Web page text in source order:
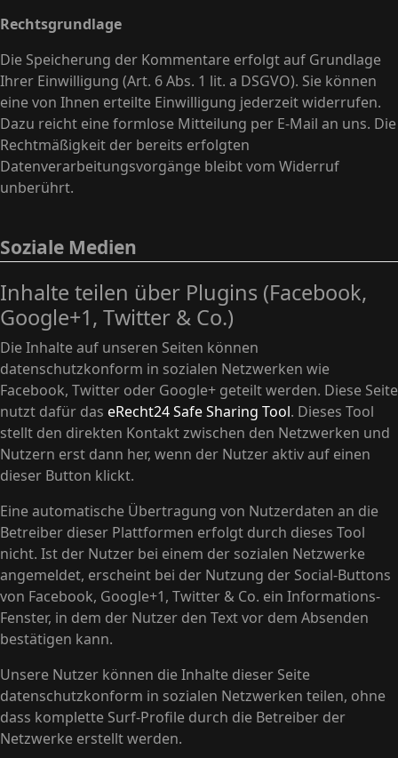
Rechtsgrundlage
Die Speicherung der Kommentare erfolgt auf Grundlage
Ihrer Einwilligung (Art. 6 Abs. 1 lit. a DSGVO). Sie können
eine von Ihnen erteilte Einwilligung jederzeit widerrufen.
Dazu reicht eine formlose Mitteilung per E-Mail an uns. Die
Rechtmäßigkeit der bereits erfolgten
Datenverarbeitungsvorgänge bleibt vom Widerruf
unberührt.
Soziale Medien
Inhalte teilen über Plugins (Facebook,
Google+1, Twitter & Co.)
Die Inhalte auf unseren Seiten können
datenschutzkonform in sozialen Netzwerken wie
Facebook, Twitter oder Google+ geteilt werden. Diese Seite
nutzt dafür das eRecht24 Safe Sharing Tool. Dieses Tool
stellt den direkten Kontakt zwischen den Netzwerken und
Nutzern erst dann her, wenn der Nutzer aktiv auf einen
dieser Button klickt.
Eine automatische Übertragung von Nutzerdaten an die
Betreiber dieser Plattformen erfolgt durch dieses Tool
nicht. Ist der Nutzer bei einem der sozialen Netzwerke
angemeldet, erscheint bei der Nutzung der Social-Buttons
von Facebook, Google+1, Twitter & Co. ein Informations-
Fenster, in dem der Nutzer den Text vor dem Absenden
bestätigen kann.
Unsere Nutzer können die Inhalte dieser Seite
datenschutzkonform in sozialen Netzwerken teilen, ohne
dass komplette Surf-Profile durch die Betreiber der
Netzwerke erstellt werden.